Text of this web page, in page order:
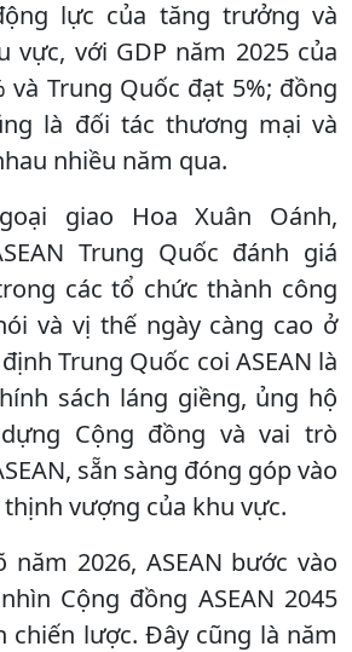
lực của tăng trưởng và
vực, với GDP năm 2025 của
và Trung Quốc đạt 5%; đồng
là đối tác thương mại và
nhiều năm qua.
giao Hoa Xuân Oánh,
Trung Quốc đánh giá
các tổ chức thành công
và vị thế ngày càng cao ở
Trung Quốc coi ASEAN là
sách láng giềng, ủng hộ
Cộng đồng và vai trò
sẵn sàng đóng góp vào
vượng của khu vực.
2026, ASEAN bước vào
Cộng đồng ASEAN 2045
chiến lược. Đây cũng là năm